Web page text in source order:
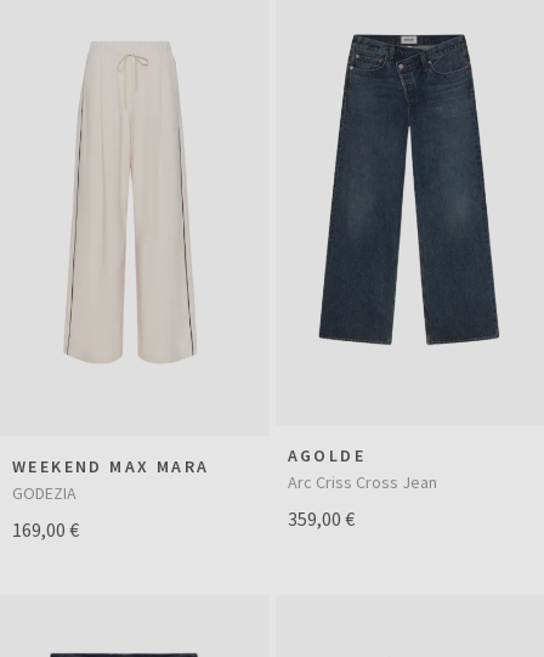
WEEKEND MAX MARA
GODEZIA
169,00 €
AGOLDE
Arc Criss Cross Jean
359,00 €